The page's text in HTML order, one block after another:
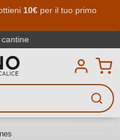
al contenuto principale
10€per il tuo primo
del vino,
o altri